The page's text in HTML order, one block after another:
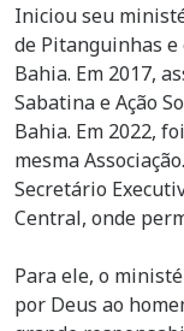
Iniciou seu
de Pitanguinhas e
Bahia. Em 2017,
Sabatina e Ação
Bahia. Em 2022,
mesma
Secretário
Central, onde
Para ele, o
por Deus ao